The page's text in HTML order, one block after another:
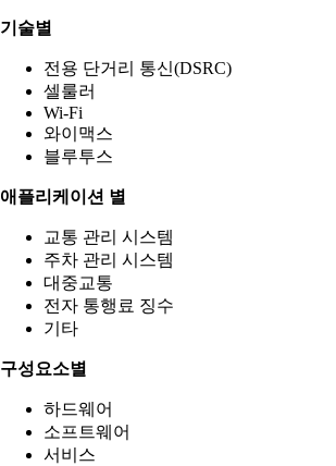
기술별
전용 단거리 통신(DSRC)
셀룰러
Wi-Fi
와이맥스
블루투스
애플리케이션 별
교통 관리 시스템
주차 관리 시스템
대중교통
전자 통행료 징수
기타
구성요소별
하드웨어
소프트웨어
서비스